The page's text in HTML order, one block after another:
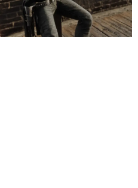
白い？
氏がゲームの魅力を画面や操作の
かしていく、硬派で骨太な評論連載